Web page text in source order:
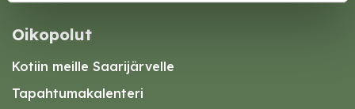
Oikopolut
Kotiin meille Saarijärvelle
Tapahtumakalenteri